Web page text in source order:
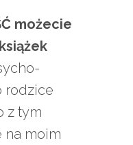
możecie
rodzice
z tym
na moim